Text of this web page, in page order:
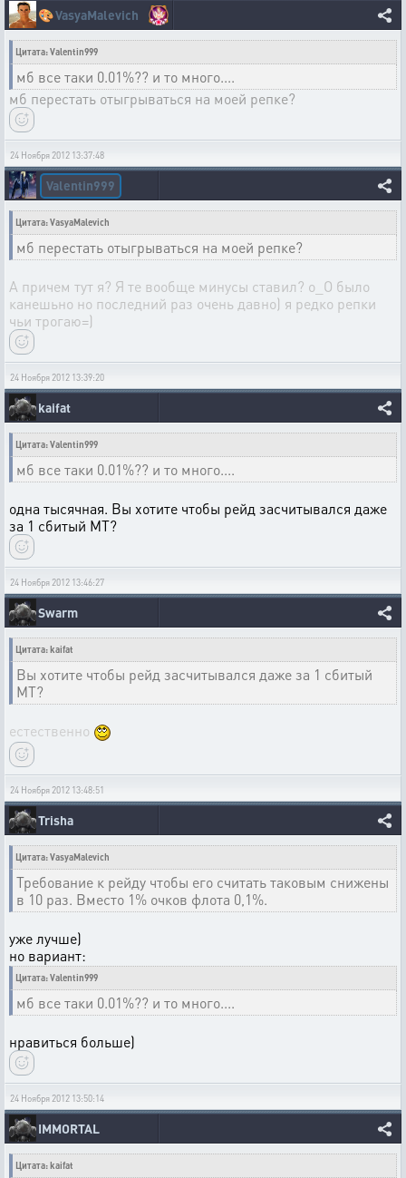
🎨VasyaMalevich
Цитата: Valentin999
мб все таки 0.01%?? и то много....
мб перестать отыгрываться на моей репке?
24 Ноября 2012 13:37:48
Valentin999
Цитата: VasyaMalevich
мб перестать отыгрываться на моей репке?
А причем тут я? Я те вообще минусы ставил? о_О было
канешьно но последний раз очень давно) я редко репки
чьи трогаю=)
24 Ноября 2012 13:39:20
kaifat
Цитата: Valentin999
мб все таки 0.01%?? и то много....
одна тысячная. Вы хотите чтобы рейд засчитывался даже
за 1 сбитый МТ?
24 Ноября 2012 13:46:27
Swarm
Цитата: kaifat
Вы хотите чтобы рейд засчитывался даже за 1 сбитый
МТ?
естественно
24 Ноября 2012 13:48:51
Trisha
Цитата: VasyaMalevich
Требование к рейду чтобы его считать таковым снижены
в 10 раз. Вместо 1% очков флота 0,1%.
уже лучше)
но вариант:
Цитата: Valentin999
мб все таки 0.01%?? и то много....
нравиться больше)
24 Ноября 2012 13:50:14
IMMORTAL
Цитата: kaifat